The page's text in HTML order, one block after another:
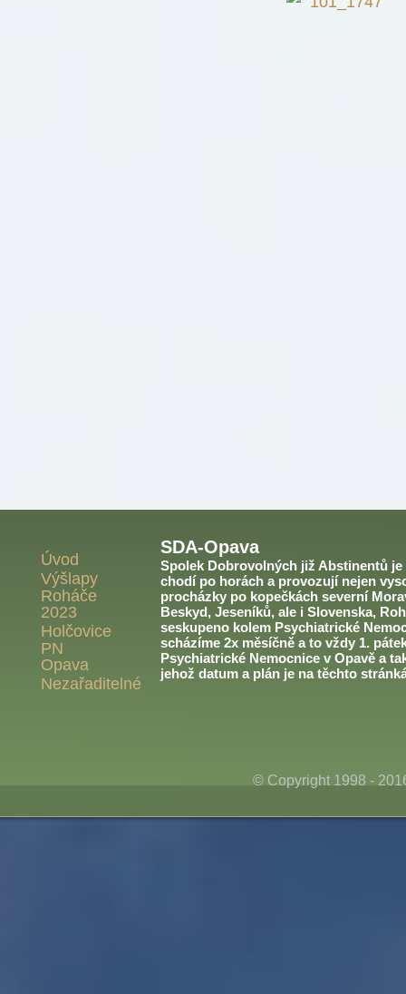
Úvod
Výšlapy
Roháče
2023
Holčovice
PN
Opava
Nezařaditelné
SDA-Opava
Spolek Dobrovolných již Abstinentů
chodí po horách a provozují nejen
procházky po kopečkách severní
Beskyd, Jeseníků, ale i Slovenska,
seskupeno kolem Psychiatrické
scházíme 2x měsíčně a to vždy 1.
Psychiatrické Nemocnice v Opavě a
jehož datum a plán je na těchto
© Copyright 1998 -